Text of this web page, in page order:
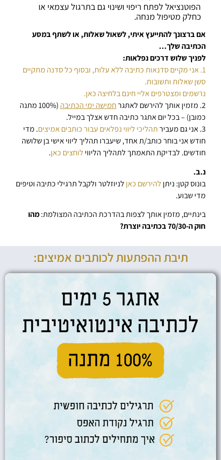
הפוטנציאל לפתח ריפוי ושינוי גם בתרגול עצמאי או
כחלק מטיפול מנחה.
אם ברצונך להתייעץ איתי, לשאול שאלות, או לשתף במסע
הכתיבה שלך…
לפניך שלוש דרכים נפלאות:
1. אני מקיים סדנאות כתיבה ללא עלות, ובסוף כל סדנה מתקיים
סשן שאלות ותשובות.
נרשמים ומצטרפים אליי חינם בלחיצה כאן.
2. מזמין אותך להירשם לאתגר
חמישה ימי הכתיבה
(100% מתנה
כמובן) – בכל יום אתגר כתיבה חדש אצלך במייל.
3. אני גם מעביר
תהליכי ליווי נפלאים עבור כותבים אמיצים. מדי
חודש אני בוחר כותב/ת אחד, שיעברו תהליך ליווי אישי בן שלושה
חודשים. לבדיקת התאמתך לתהליך הליווי לוחצים כאן.
נ.ב.
בונוס קטן: ניתן להירשם כאן לניוזלטר ולקבל תרגילי כתיבה וטיפים
מדי שבוע.
בינתיים, מזמין אותך לצפות בהדרכת הכתיבה המצולמת:מהו
חוק ה-70/30 בכתיבה יוצרת?
תיבת ההפתעות לכותבים אמיצים: